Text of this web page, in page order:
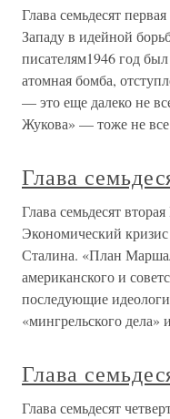
Глава семьдесят
Западу в идейной
писателям1946 год
атомная бомба,
— это еще далеко не
Жукова» — тоже не
Глава
Глава семьдесят
Экономический
Сталина. «План
американского и
последующие
«мингрельского дела»
Глава
Глава семьдесят